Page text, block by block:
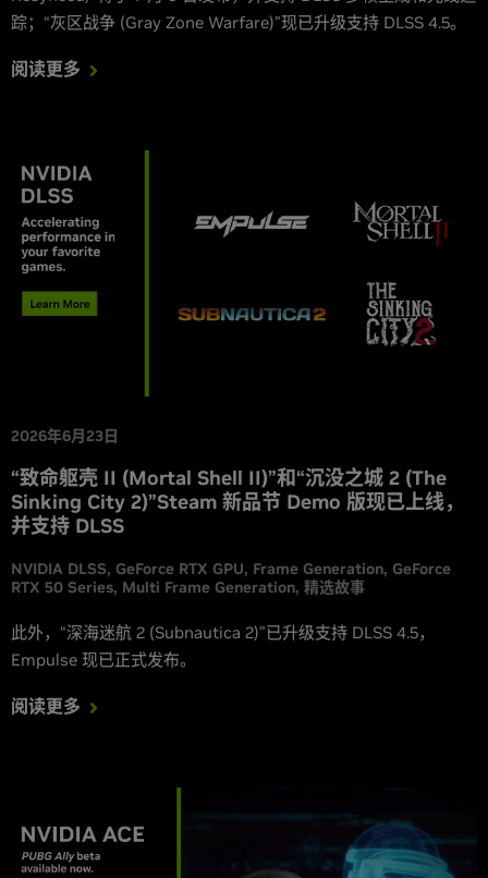
踪；“灰区战争 (Gray Zone Warfare)”现已升级支持 DLSS 4.5。
阅读更多
2026年6月23日
“致命躯壳 II (Mortal Shell II)”和“沉没之城 2 (The
Sinking City 2)”Steam 新品节 Demo 版现已上线，
并支持 DLSS
NVIDIA DLSS GeForce RTX GPU Frame Generation GeForce
RTX 50 Series Multi Frame Generation 精选故事
此外，“深海迷航 2 (Subnautica 2)”已升级支持 DLSS 4.5，
Empulse 现已正式发布。
阅读更多